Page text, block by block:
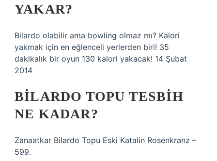
YAKAR?
Bilardo olabilir ama bowling olmaz mı? Kalori
yakmak için en eğlenceli yerlerden biri! 35
dakikalık bir oyun 130 kalori yakacak! 14 Şubat
2014
BILARDO TOPU TESBIH
NE KADAR?
Zanaatkar Bilardo Topu Eski Katalin Rosenkranz –
599.